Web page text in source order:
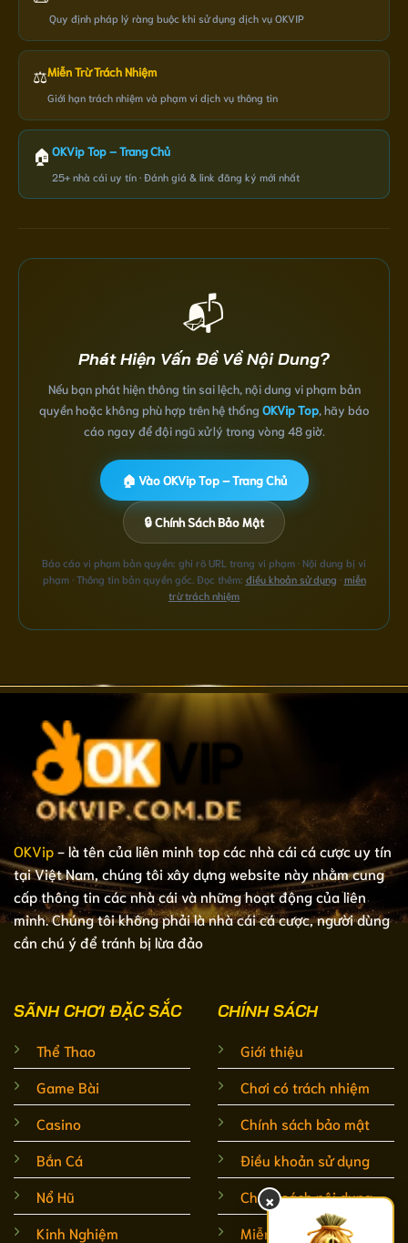
Quy định pháp lý ràng buộc khi sử dụng dịch vụ OKVIP
⚖️Miễn Trừ Trách Nhiệm
Giới hạn trách nhiệm và phạm vi dịch vụ thông tin
🏠 OKVip Top – Trang Chủ
25+ nhà cái uy tín · Đánh giá & link đăng ký mới nhất
📬
Phát Hiện Vấn Đề Về Nội Dung?
Nếu bạn phát hiện thông tin sai lệch, nội dung vi phạm bản
quyền hoặc không phù hợp trên hệ thống OKVip Top, hãy báo
cáo ngay để đội ngũ xử lý trong vòng 48 giờ.
🏠 Vào OKVip Top – Trang Chủ
🔒 Chính Sách Bảo Mật
Báo cáo vi phạm bản quyền: ghi rõ URL trang vi phạm · Nội dung bị vi
phạm · Thông tin bản quyền gốc. Đọc thêm: điều khoản sử dụng · miễn
trừ trách nhiệm
OKVip- là tên của liên minh top các nhà cái cá cược uy tín
tại Việt Nam, chúng tôi xây dựng website này nhằm cung
cấp thông tin các nhà cái và những hoạt động của liên
minh. Chúng tôi không phải là nhà cái cá cược, người dùng
cần chú ý để tránh bị lừa đảo
SÃNH CHƠI ĐẶC SẮC
Thể Thao
Game Bài
Casino
Bắn Cá
Nổ Hũ
Kinh Nghiệm
CHÍNH SÁCH
Giới thiệu
Chơi có trách nhiệm
Chính sách bảo mật
Điều khoản sử dụng
Chính sách nội dung
Miễn trừ trách nhiệm
×